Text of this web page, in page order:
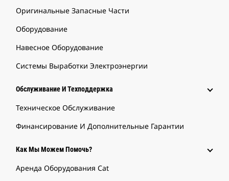
Оригинальные Запасные Части
Оборудование
Навесное Оборудование
Системы Выработки Электроэнергии
Обслуживание И Техподдержка
Техническое Обслуживание
Финансирование И Дополнительные Гарантии
Как Мы Можем Помочь?
Аренда Оборудования Cat